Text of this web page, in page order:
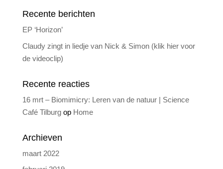
Recente berichten
EP ‘Horizon’
Claudy zingt in liedje van Nick & Simon (klik hier voor
de videoclip)
Recente reacties
16 mrt – Biomimicry: Leren van de natuur | Science
Café Tilburgop Home
Archieven
maart 2022